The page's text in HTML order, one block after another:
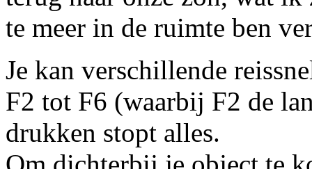
te meer in de ruimte ben
Je kan verschillende
F2 tot F6 (waarbij F2 de
drukken stopt alles.